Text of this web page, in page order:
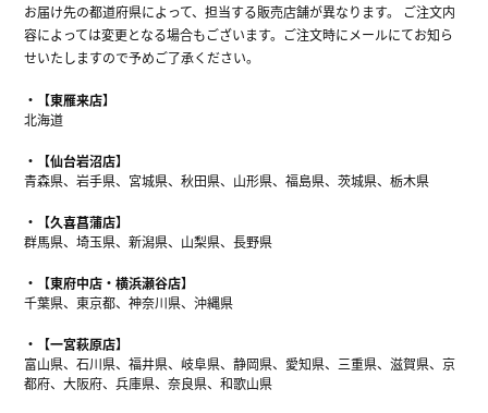
お届け先の都道府県によって、担当する販売店舗が異なります。 ご注文内
容によっては変更となる場合もございます。ご注文時にメールにてお知ら
せいたしますので予めご了承ください。
【東雁来店】
北海道
【仙台岩沼店】
青森県、岩手県、宮城県、秋田県、山形県、福島県、茨城県、栃木県
【久喜菖蒲店】
群馬県、埼玉県、新潟県、山梨県、長野県
【東府中店・横浜瀬谷店】
千葉県、東京都、神奈川県、沖縄県
【一宮萩原店】
富山県、石川県、福井県、岐阜県、静岡県、愛知県、三重県、滋賀県、京
都府、大阪府、兵庫県、奈良県、和歌山県